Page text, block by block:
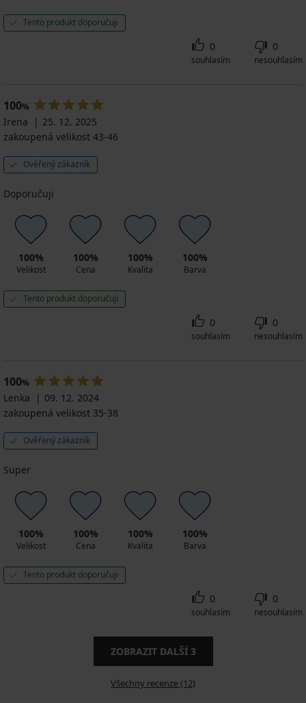
Tento produkt doporučuji
0
souhlasím
0
nesouhlasím
100%
Irena
25. 12. 2025
zakoupená velikost 43-46
Ověřený zákazník
Doporučuji
100%
Velikost
100%
Cena
100%
Kvalita
100%
Barva
Tento produkt doporučuji
0
souhlasím
0
nesouhlasím
100%
Lenka
09. 12. 2024
zakoupená velikost 35-38
Ověřený zákazník
Super
100%
Velikost
100%
Cena
100%
Kvalita
100%
Barva
Tento produkt doporučuji
0
souhlasím
0
nesouhlasím
ZOBRAZIT DALŠÍ 3
Všechny recenze (12)